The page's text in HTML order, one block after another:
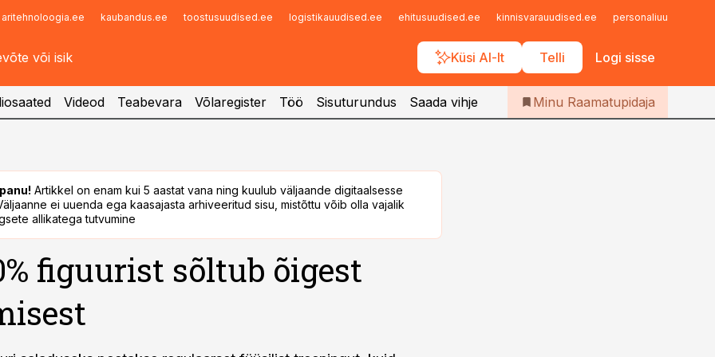
aritehnoloogia.ee kaubandus.ee toostusuudised.ee logistikauudised.ee ehitusuudised.ee kinnisvarauudised.ee personaliuudised.ee
Küsi AI-lt Telli Logi sisse
Infopank
Iseteenindus
Telli Raamatupidaja
Videod Teabevara Võlaregister Töö Sisuturundus Saada vihje Minu Raamatupidaja
Artikkel on enam kui 5 aastat vana ning kuulub väljaande digitaalsesse
ei uuenda ega kaasajasta arhiveeritud sisu, mistõttu võib olla vajalik
allikatega tutvumine
figuurist sõltub õigest